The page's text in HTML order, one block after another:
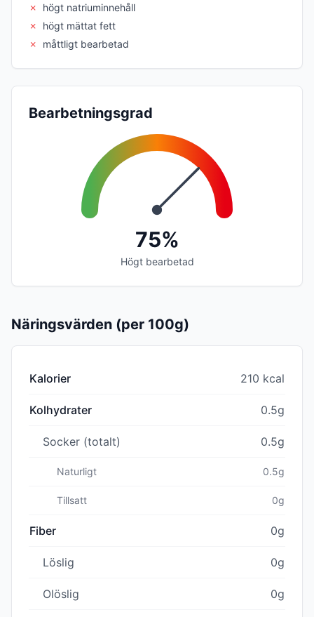
✗
högt natriuminnehåll
✗
högt mättat fett
✗
måttligt bearbetad
Bearbetningsgrad
75%
Högt bearbetad
Näringsvärden (per 100g)
Kalorier 210 kcal
Kolhydrater 0.5g
Socker (totalt) 0.5g
Naturligt 0.5g
Tillsatt 0g
Fiber 0g
Löslig 0g
Olöslig 0g